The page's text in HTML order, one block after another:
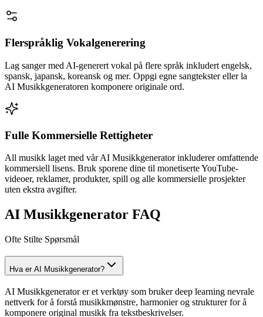
Flerspråklig Vokalgenerering
Lag sanger med AI-generert vokal på flere språk inkludert engelsk,
spansk, japansk, koreansk og mer. Oppgi egne sangtekster eller la
AI Musikkgeneratoren komponere originale ord.
Fulle Kommersielle Rettigheter
All musikk laget med vår AI Musikkgenerator inkluderer omfattende
kommersiell lisens. Bruk sporene dine til monetiserte YouTube-
videoer, reklamer, produkter, spill og alle kommersielle prosjekter
uten ekstra avgifter.
AI Musikkgenerator FAQ
Ofte Stilte Spørsmål
Hva er AI Musikkgenerator?
AI Musikkgenerator er et verktøy som bruker deep learning nevrale
nettverk for å forstå musikkmønstre, harmonier og strukturer for å
komponere original musikk fra tekstbeskrivelser.